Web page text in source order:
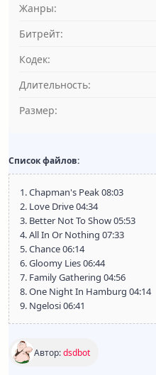
Жанры:
Битрейт:
Кодек:
Длительность:
Размер:
Список файлов:
1. Chapman's Peak 08:03
2. Love Drive 04:34
3. Better Not To Show 05:53
4. All In Or Nothing 07:33
5. Chance 06:14
6. Gloomy Lies 06:44
7. Family Gathering 04:56
8. One Night In Hamburg 04:14
9. Ngelosi 06:41
Автор:dsdbot